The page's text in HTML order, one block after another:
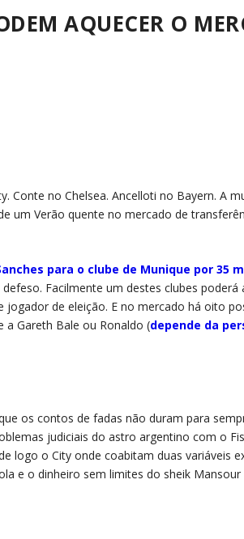
AQUECER O
Conte no Chelsea. Ancelloti no Bayern. A
um Verão quente no mercado de
para o clube de Munique por 35
Facilmente um destes clubes poderá
de eleição. E no mercado há oito
a Gareth Bale ou Ronaldo (depende da
os contos de fadas não duram para
judiciais do astro argentino com o
logo o City onde coabitam duas variáveis
e o dinheiro sem limites do sheik Mansour